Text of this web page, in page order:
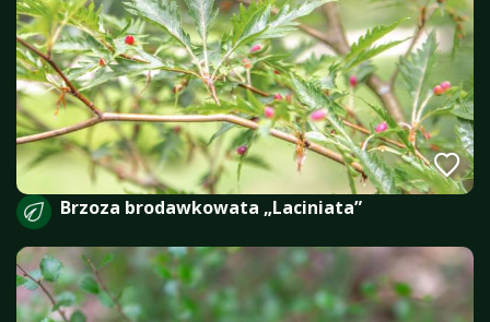
Brzoza brodawkowata „Laciniata”